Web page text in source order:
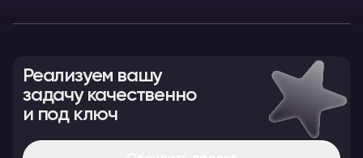
Реализуем вашу
задачу качественно
и под ключ